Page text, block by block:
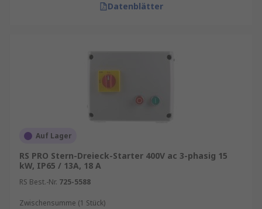
Datenblätter
Auf Lager
RS PRO Stern-Dreieck-Starter 400V ac 3-phasig 15
kW, IP65 / 13A, 18 A
RS Best.-Nr. 725-5588
Zwischensumme (1 Stück)